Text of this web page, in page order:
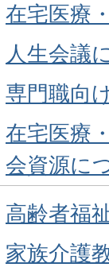
在宅医療
人生会議
専門職向
在宅医療
会資源に
高齢者福
家族介護